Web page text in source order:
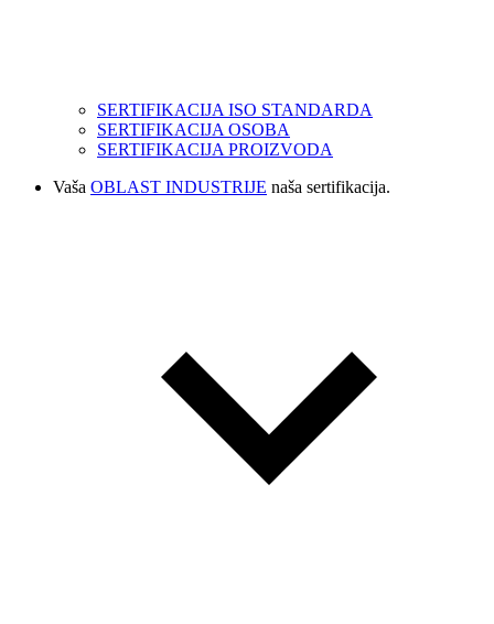
SERTIFIKACIJA ISO STANDARDA
SERTIFIKACIJA OSOBA
SERTIFIKACIJA PROIZVODA
Vaša OBLAST INDUSTRIJE naša sertifikacija.